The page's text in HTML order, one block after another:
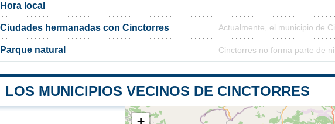
Hora local
Ciudades hermanadas con Cinctorres Actualmente, el municipio de
Parque natural Cinctorres no forma parte de
LOS MUNICIPIOS VECINOS DE CINCTORRES